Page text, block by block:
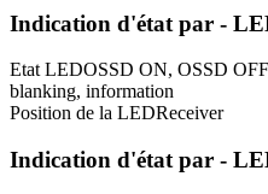
Indication d'état par -
Etat LEDOSSD ON, OSSD
blanking, information
Position de la LEDReceiver
Indication d'état par -